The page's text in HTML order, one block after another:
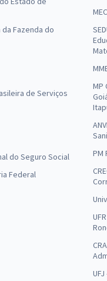
da Fazenda do
de Serviços
do Seguro Social
Federal
MP
PM